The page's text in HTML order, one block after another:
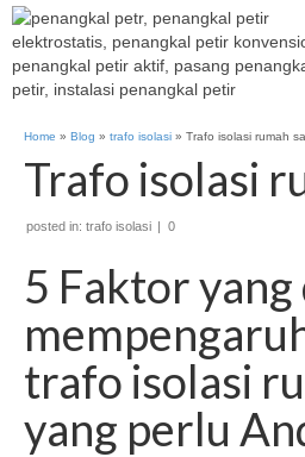
Home » Blog » trafo isolasi » Trafo isolasi rumah
Trafo isolasi
posted in: trafo isolasi | 0
5 Faktor
trafo isolasi
yang perlu